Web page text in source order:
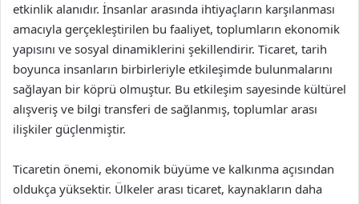
etkinlik alanıdır. İnsanlar arasında ihtiyaçların karşılanması
amacıyla gerçekleştirilen bu faaliyet, toplumların ekonomik
yapısını ve sosyal dinamiklerini şekillendirir. Ticaret, tarih
boyunca insanların birbirleriyle etkileşimde bulunmalarını
sağlayan bir köprü olmuştur. Bu etkileşim sayesinde kültürel
alışveriş ve bilgi transferi de sağlanmış, toplumlar arası
ilişkiler güçlenmiştir.
Ticaretin önemi, ekonomik büyüme ve kalkınma açısından
oldukça yüksektir. Ülkeler arası ticaret, kaynakların daha